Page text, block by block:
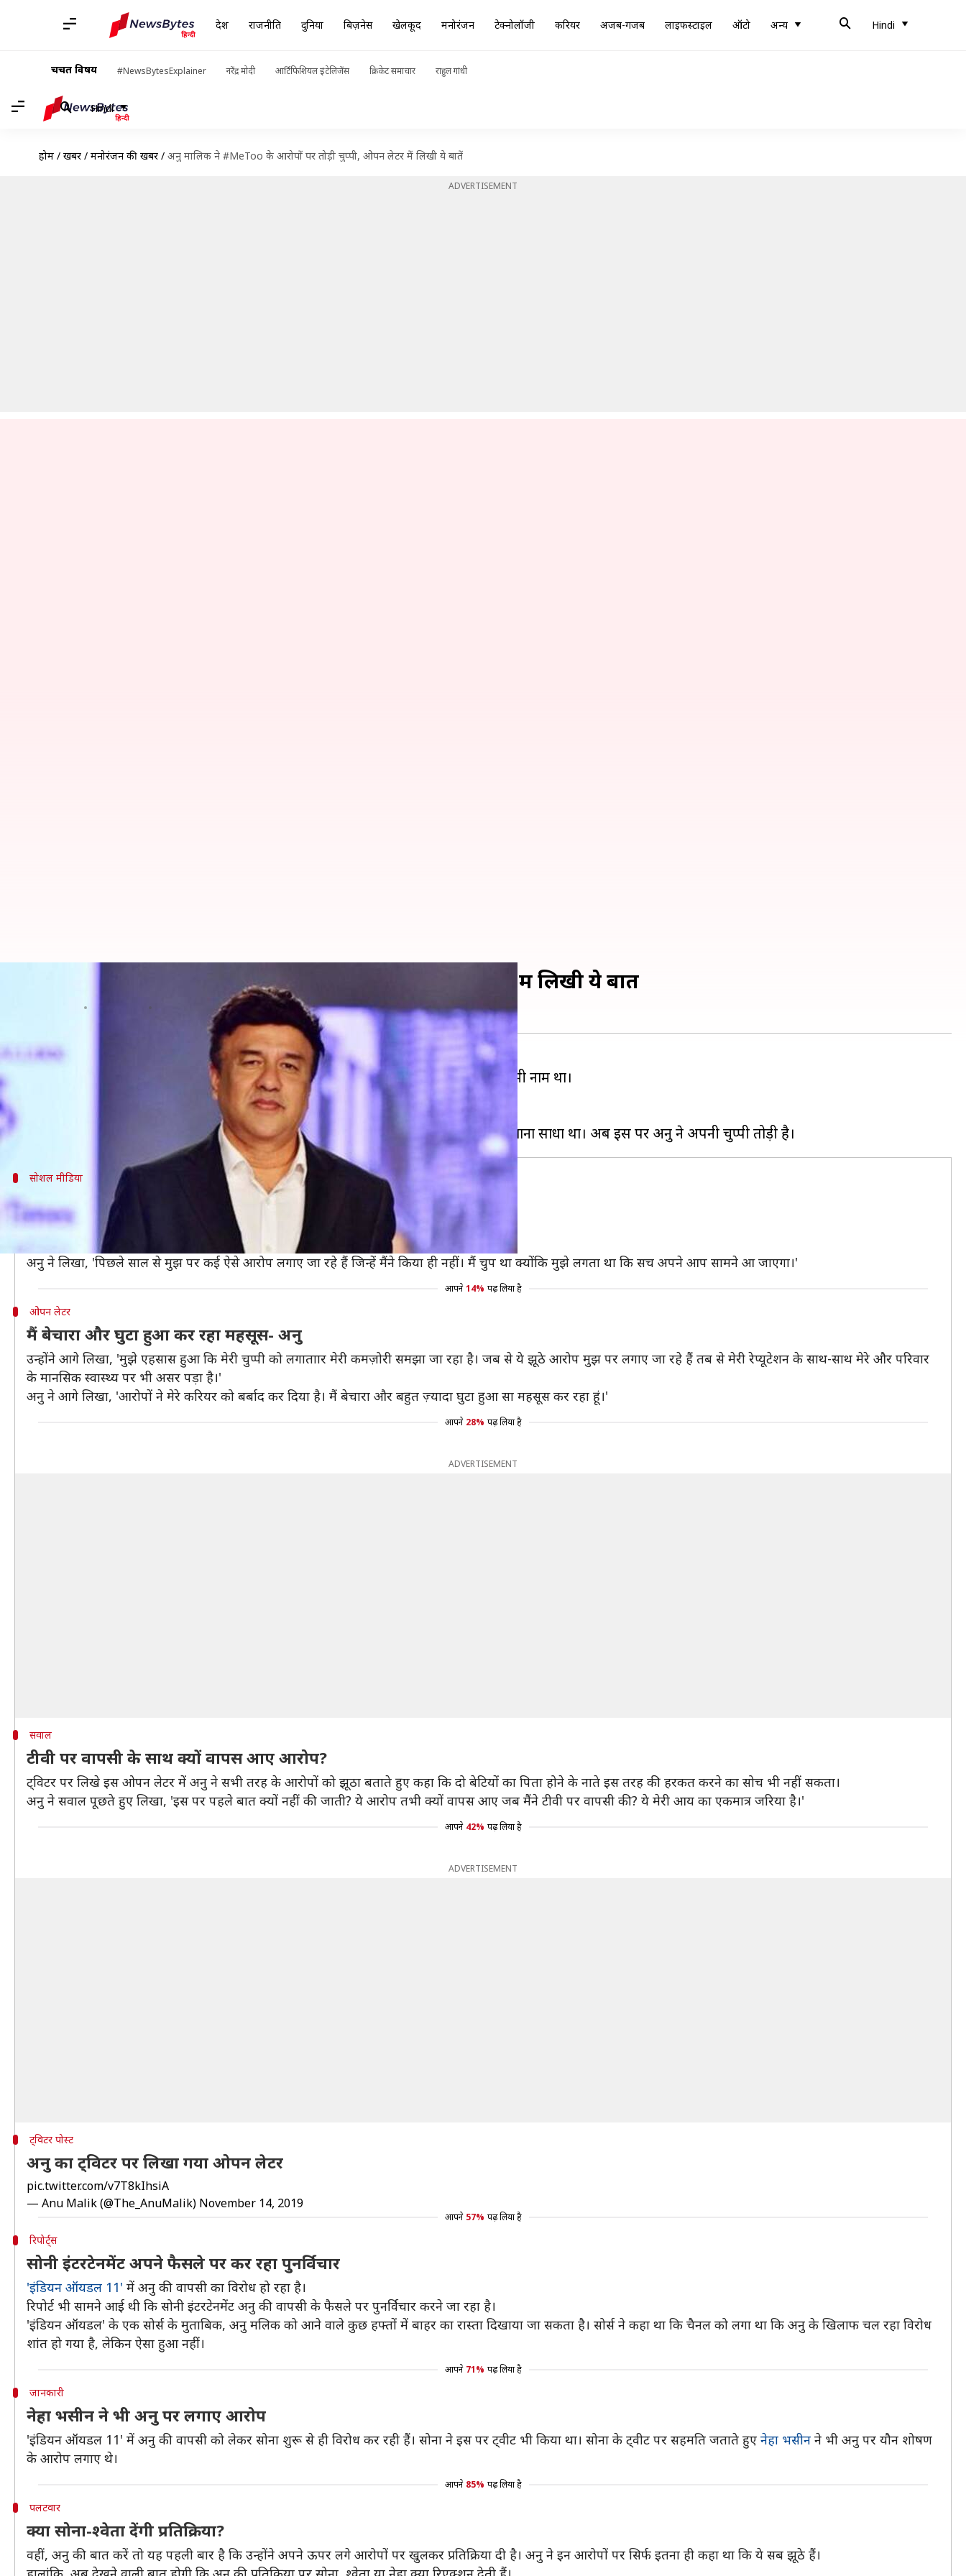
देश राजनीति दुनिया बिज़नेस खेलकूद मनोरंजन टेक्नोलॉजी करियर अजब-गजब लाइफस्टाइल ऑटो अन्य Hindi
चर्चित विषय #NewsBytesExplainer नरेंद्र मोदी आर्टिफिशियल इंटेलिजेंस क्रिकेट समाचार राहुल गांधी
Hindi
होम / खबरें / मनोरंजन की खबरें / अनु मालिक ने #MeToo के आरोपों पर तोड़ी चुप्पी, ओपन लेटर में लिखी ये बातें
ADVERTISEMENT
अनु मालिक ने #MeToo के आरोपों पर तोड़ी चुप्पी, ओपन लेटर में लिखी ये बातें
क्या है खबर?
#MeToo कैंपेन के तहत कई सेलीब्रिटीज़ पर योन शोषण के आरोप लगे थे। इनमें अनु मलिक का भी नाम था।
अनु पर श्वेता पंडित और सोना मोहपात्रा सहित कई महिलाओं ने उत्पीड़न के आरोप लगाए थे।
उसके बाद उन्हें 'इंडियन ऑयडल' से बाहर कर दिया गया था।
सोशल मीडिया
'मुझ पर कई ऐसे आरोप लग रहे, जिन्हें मैंने किया ही नहीं'
अनु ने इस बार अपनी चुप्पी तोड़ी है और उनका कहना है कि उन पर लगे आरोप झूठे हैं।
अनु ने अपनी प्रतिक्रिया देने के लिए ट्विटर का सहारा लिया। ट्विटर पर अनु ने एक ओपन लेटर लिखा है।
अनु ने लिखा, 'पिछले साल से मुझ पर कई ऐसे आरोप लगाए जा रहे हैं जिन्हें मैंने किया ही नहीं। मैं चुप था क्योंकि मुझे लगता था कि सच अपने आप सामने आ जाएगा।'
आपने 14% पढ़ लिया है
ओपन लेटर
मैं बेचारा और घुटा हुआ कर रहा महसूस- अनु
उन्होंने आगे लिखा, 'मुझे एहसास हुआ कि मेरी चुप्पी को लगाताार मेरी कमज़ोरी समझा जा रहा है। जब से ये झूठे आरोप मुझ पर लगाए जा रहे हैं तब से मेरी रेप्यूटेशन के साथ-साथ मेरे और परिवार
के मानसिक स्वास्थ्य पर भी असर पड़ा है।'
अनु ने आगे लिखा, 'आरोपों ने मेरे करियर को बर्बाद कर दिया है। मैं बेचारा और बहुत ज़्यादा घुटा हुआ सा महसूस कर रहा हूं।'
आपने 28% पढ़ लिया है
ADVERTISEMENT
सवाल
टीवी पर वापसी के साथ क्यों वापस आए आरोप?
ट्विटर पर लिखे इस ओपन लेटर में अनु ने सभी तरह के आरोपों को झूठा बताते हुए कहा कि दो बेटियों का पिता होने के नाते इस तरह की हरकत करने का सोच भी नहीं सकता।
अनु ने सवाल पूछते हुए लिखा, 'इस पर पहले बात क्यों नहीं की जाती? ये आरोप तभी क्यों वापस आए जब मैंने टीवी पर वापसी की? ये मेरी आय का एकमात्र जरिया है।'
आपने 42% पढ़ लिया है
ADVERTISEMENT
ट्विटर पोस्ट
अनु का ट्विटर पर लिखा गया ओपन लेटर
pic.twitter.com/v7T8kIhsiA
— Anu Malik (@The_AnuMalik) November 14, 2019
आपने 57% पढ़ लिया है
रिपोर्ट्स
सोनी इंटरटेनमेंट अपने फैसले पर कर रहा पुनर्विचार
'इंडियन ऑयडल 11' में अनु की वापसी का विरोध हो रहा है।
रिपोर्ट भी सामने आई थी कि सोनी इंटरटेनमेंट अनु की वापसी के फैसले पर पुनर्विचार करने जा रहा है।
'इंडियन ऑयडल' के एक सोर्स के मुताबिक, अनु मलिक को आने वाले कुछ हफ्तों में बाहर का रास्ता दिखाया जा सकता है। सोर्स ने कहा था कि चैनल को लगा था कि अनु के खिलाफ चल रहा विरोध
शांत हो गया है, लेकिन ऐसा हुआ नहीं।
आपने 71% पढ़ लिया है
जानकारी
नेहा भसीन ने भी अनु पर लगाए आरोप
'इंडियन ऑयडल 11' में अनु की वापसी को लेकर सोना शुरू से ही विरोध कर रही हैं। सोना ने इस पर ट्वीट भी किया था। सोना के ट्वीट पर सहमति जताते हुए नेहा भसीन ने भी अनु पर यौन शोषण
के आरोप लगाए थे।
आपने 85% पढ़ लिया है
पलटवार
क्या सोना-श्वेता देंगी प्रतिक्रिया?
वहीं, अनु की बात करें तो यह पहली बार है कि उन्होंने अपने ऊपर लगे आरोपों पर खुलकर प्रतिक्रिया दी है। अनु ने इन आरोपों पर सिर्फ इतना ही कहा था कि ये सब झूठे हैं।